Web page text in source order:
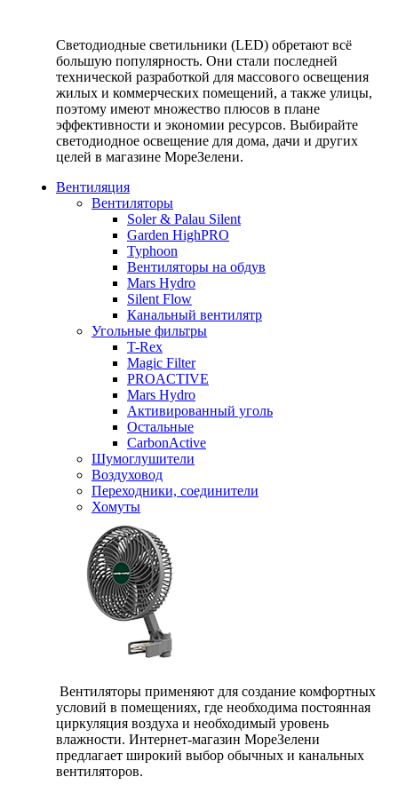
Светодиодные светильники (LED) обретают всё
большую популярность. Они стали последней
технической разработкой для массового освещения
жилых и коммерческих помещений, а также улицы,
поэтому имеют множество плюсов в плане
эффективности и экономии ресурсов. Выбирайте
светодиодное освещение для дома, дачи и других
целей в магазине МореЗелени.
Вентиляция
Вентиляторы
Soler & Palau Silent
Garden HighPRO
Typhoon
Вентиляторы на обдув
Mars Hydro
Silent Flow
Канальный вентилятр
Угольные фильтры
T-Rex
Magic Filter
PROACTIVE
Mars Hydro
Активированный уголь
Остальные
CarbonActive
Шумоглушители
Воздуховод
Переходники, соединители
Хомуты
Вентиляторы применяют для создание комфортных
условий в помещениях, где необходима постоянная
циркуляция воздуха и необходимый уровень
влажности. Интернет-магазин МореЗелени
предлагает широкий выбор обычных и канальных
вентиляторов.